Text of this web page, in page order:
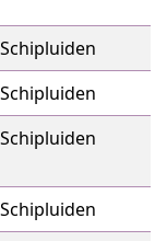
Schipluiden
Schipluiden
Schipluiden
Schipluiden